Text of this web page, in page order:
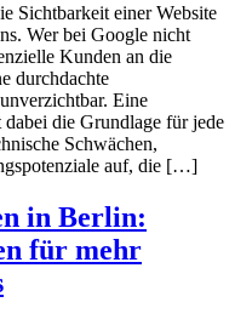
Sichtbarkeit einer Website
Wer bei Google nicht
Kunden an die
durchdachte
Eine
die Grundlage für jede
Schwächen,
auf, die […]
in Berlin:
für mehr